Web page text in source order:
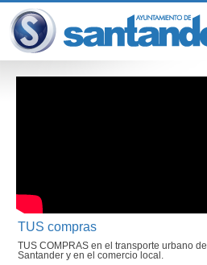
TUS compras
TUS COMPRAS en el transporte urbano de
Santander y en el comercio local.